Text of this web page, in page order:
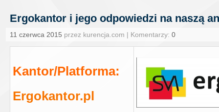
Ergokantor i jego odpowiedzi na naszą
11 czerwca 2015 przez kurencja.com | Komentarzy: 0
Kantor/Platforma:
Ergokantor.pl